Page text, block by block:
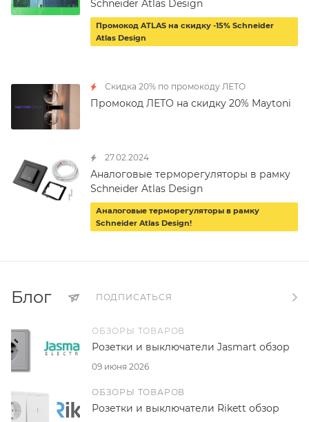
Schneider Atlas Design
Промокод ATLAS на скидку -15% Schneider
Atlas Design
Скидка 20% по промокоду ЛЕТО
Промокод ЛЕТО на скидку 20% Maytoni
27.02.2024
Аналоговые терморегуляторы в рамку
Schneider Atlas Design
Аналоговые терморегуляторы в рамку
Schneider Atlas Design!
Блог ПОДПИСАТЬСЯ
ОБЗОРЫ ТОВАРОВ
09 июня 2026
Розетки и выключатели Jasmart обзор
ОБЗОРЫ ТОВАРОВ
Розетки и выключатели Rikett обзор